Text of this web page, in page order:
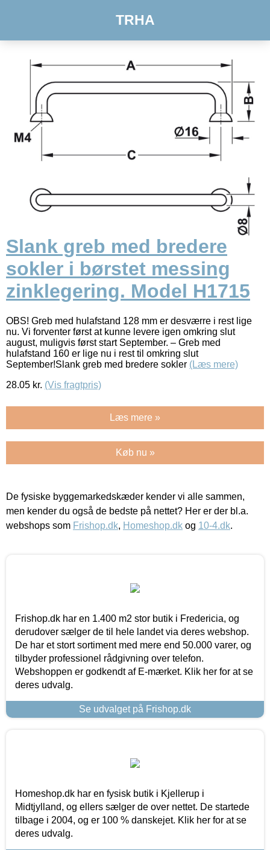
TRHA
Slank greb med bredere
sokler i børstet messing
zinklegering. Model H1715
OBS! Greb med hulafstand 128 mm er desværre i rest lige
nu. Vi forventer først at kunne levere igen omkring slut
august, muligvis først start September. – Greb med
hulafstand 160 er lige nu i rest til omkring slut
September!Slank greb med bredere sokler (Læs mere)
28.05 kr. (Vis fragtpris)
Læs mere »
Køb nu »
De fysiske byggemarkedskæder kender vi alle sammen,
men kender du også de bedste på nettet? Her er der bl.a.
webshops som Frishop.dk, Homeshop.dk og 10-4.dk.
Frishop.dk har en 1.400 m2 stor butik i Fredericia, og
derudover sælger de til hele landet via deres webshop.
De har et stort sortiment med mere end 50.000 varer, og
tilbyder professionel rådgivning over telefon.
Webshoppen er godkendt af E-mærket. Klik her for at se
deres udvalg.
Se udvalget på Frishop.dk
Homeshop.dk har en fysisk butik i Kjellerup i
Midtjylland, og ellers sælger de over nettet. De startede
tilbage i 2004, og er 100 % danskejet. Klik her for at se
deres udvalg.